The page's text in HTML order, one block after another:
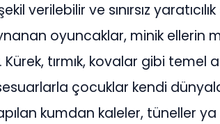
verilebilir ve sınırsız
oyuncaklar, minik ellerin
tırmık, kovalar gibi temel
çocuklar kendi
kumdan kaleler, tüneller